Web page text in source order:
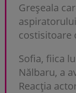
Greșeala
costisitoare
Sofia, fiica
Nălbaru, a
Reacția